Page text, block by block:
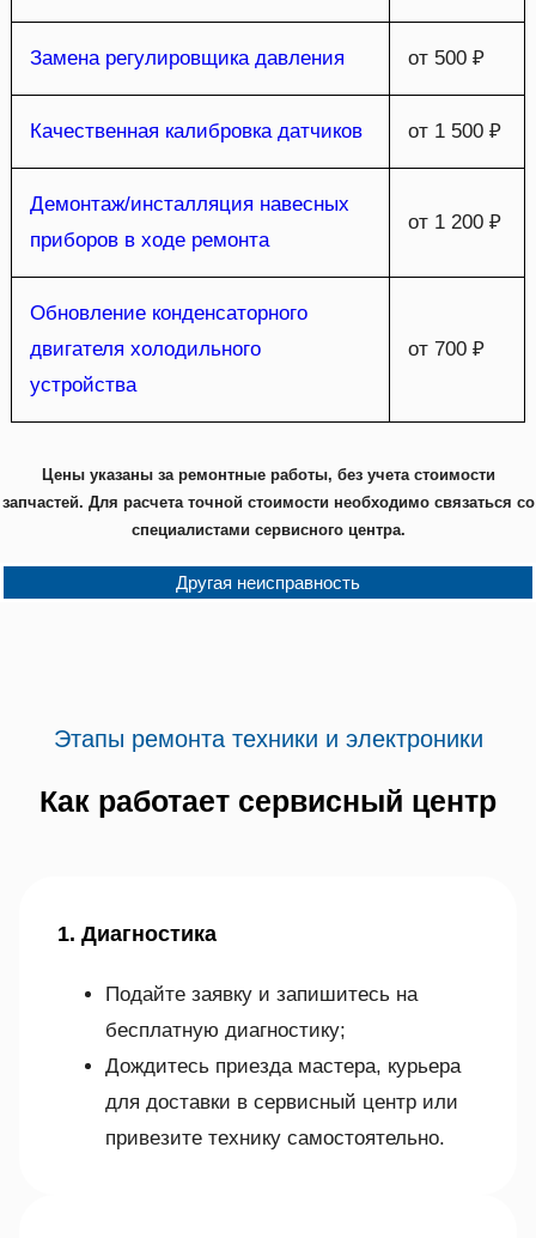
Замена регулировщика давления от 500 ₽
Качественная калибровка датчиков от 1 500 ₽
Демонтаж/инсталляция навесных
приборов в ходе ремонта
от 1 200 ₽
Обновление конденсаторного
двигателя холодильного
устройства
от 700 ₽
Цены указаны за ремонтные работы, без учета стоимости
запчастей. Для расчета точной стоимости необходимо связаться со
специалистами сервисного центра.
Другая неисправность
Этапы ремонта техники и электроники
Как работает сервисный центр
1. Диагностика
Подайте заявку и запишитесь на
бесплатную диагностику;
Дождитесь приезда мастера, курьера
для доставки в сервисный центр или
привезите технику самостоятельно.